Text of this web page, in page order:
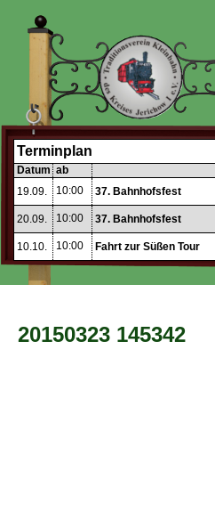
Terminplan
Datum ab
19.09.
10:00 37. Bahnhofsfest
20.09. 10:00 37. Bahnhofsfest
10.10. 10:00 Fahrt zur Süßen Tour
20150323 145342